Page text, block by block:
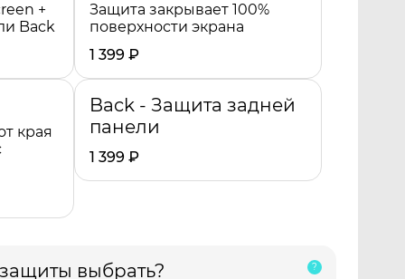
+
Back
Защита закрывает 100%
поверхности экрана
1 399 ₽
края
Back - Защита задней
панели
1 399 ₽
выбрать?